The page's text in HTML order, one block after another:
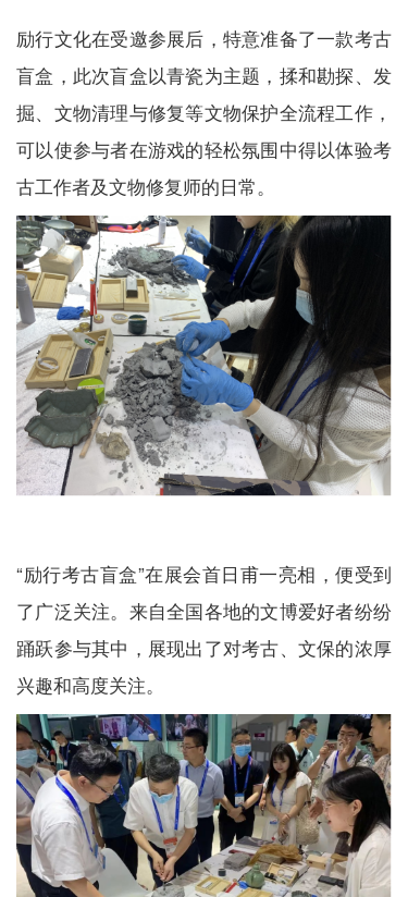
励行文化在受邀参展后，特意准备了一款考古
盲盒，此次盲盒以青瓷为主题，揉和勘探、发
掘、文物清理与修复等文物保护全流程工作，
可以使参与者在游戏的轻松氛围中得以体验考
古工作者及文物修复师的日常。
“励行考古盲盒”在展会首日甫一亮相，便受到
了广泛关注。来自全国各地的文博爱好者纷纷
踊跃参与其中，展现出了对考古、文保的浓厚
兴趣和高度关注。